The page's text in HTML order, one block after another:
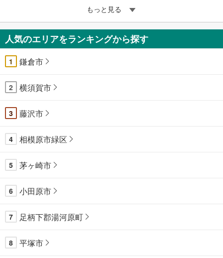
もっと見る
人気のエリアをランキングから探す
1 鎌倉市
2 横須賀市
3 藤沢市
4 相模原市緑区
5 茅ヶ崎市
6 小田原市
7 足柄下郡湯河原町
8 平塚市